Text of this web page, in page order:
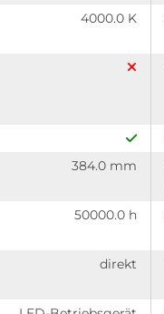
4000.0 K
384.0 mm
50000.0 h
direkt